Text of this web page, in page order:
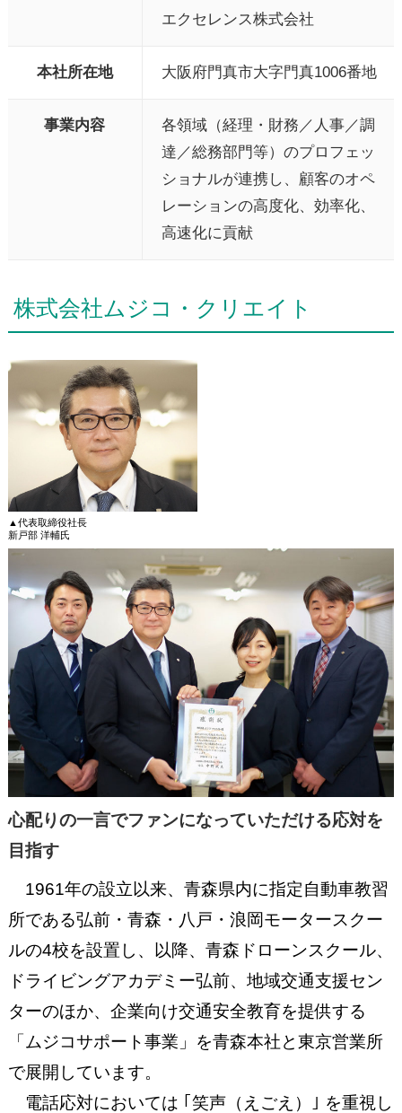
エクセレンス株式会社
本社所在地 大阪府門真市大字門真1006番地
事業内容
各領域（経理・財務／人事／調
達／総務部門等）のプロフェッ
ショナルが連携し、顧客のオペ
レーションの高度化、効率化、
高速化に貢献
株式会社ムジコ・クリエイト
▲代表取締役社長
新戸部 洋輔氏
心配りの一言でファンになっていただける応対を
目指す
1961年の設立以来、青森県内に指定自動車教習
所である弘前・青森・八戸・浪岡モータースクー
ルの4校を設置し、以降、青森ドローンスクール、
ドライビングアカデミー弘前、地域交通支援セン
ターのほか、企業向け交通安全教育を提供する
「ムジコサポート事業」を青森本社と東京営業所
で展開しています。
電話応対においては ｢笑声（えごえ）｣ を重視し